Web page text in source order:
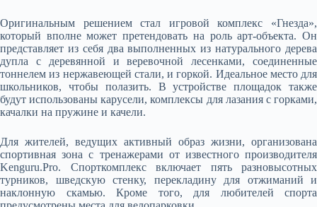
Оригинальным решением стал игровой комплекс «Гнезда»,
который вполне может претендовать на роль арт-объекта. Он
представляет из себя два выполненных из натурального дерева
дупла с деревянной и веревочной лесенками, соединенные
тоннелем из нержавеющей стали, и горкой. Идеальное место для
школьников, чтобы полазить. В устройстве площадок также
будут использованы карусели, комплексы для лазания с горками,
качалки на пружине и качели.
Для жителей, ведущих активный образ жизни, организована
спортивная зона с тренажерами от известного производителя
Kenguru.Pro. Спорткомплекс включает пять разновысотных
турников, шведскую стенку, перекладину для отжиманий и
наклонную скамью. Кроме того, для любителей спорта